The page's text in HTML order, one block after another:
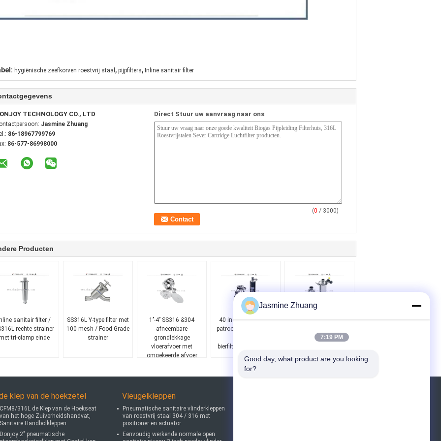
hygiënische zeefkorven roestvrij staal , pijpfilters, Inline sanitair filter
TECHNOLOGY CO., LTD
Jasmine Zhuang
86-18967799769
86-577-86998000
Direct Stuur uw aanvraag naar ons
(0 / 3000)
Producten
sanitair filter /
rechte strainer
tri-clamp einde
SS316L Y-type filter met
100 mesh / Food Grade
strainer
1’’-4’’ SS316 &304
afneembare
grondlekkage
vloerafvoer met
omgekeerde afvoer
40 inch hygiënische
patroonfilterbehuizing
bierfiltratieapparatuur
Voedselverwerking
Filter Met Monsterklep /
klep van de hoekzetel
CFM8/316L de Klep van de Hoekseat
van het hoge Zuiverheidshandvat,
Sanitaire Handbolkleppen
Donjoy 2" pneumatische
Vleugelkleppen
Pneumatische sanitaire vlinderkleppen
van roestvrij staal 304 / 316 met
positioner en actuator
Eenvoudig werkende normale open
Jasmine Zhuang
7:19 PM
Good day, what product are you looking
for?